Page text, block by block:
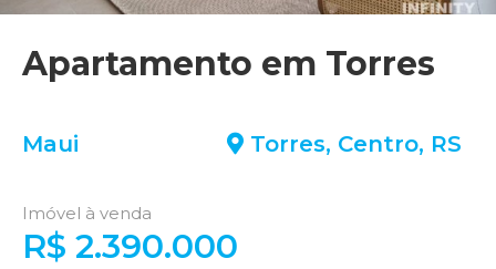
Apartamento em Torres
Maui Torres, Centro, RS
Imóvel à venda
R$ 2.390.000